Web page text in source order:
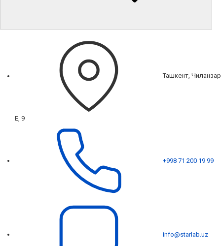
Ташкент, Чиланзар
Е, 9
+998 71 200 19 99
info@starlab.uz